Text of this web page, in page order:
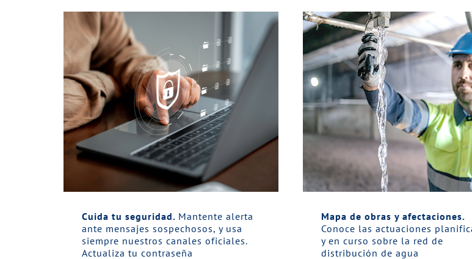
Cuida tu seguridad. Mantente alerta
ante mensajes sospechosos, y usa
siempre nuestros canales oficiales.
Actualiza tu contraseña
Mapa de obras y afectaciones.
Conoce las actuaciones
y en curso sobre la red de
distribución de agua